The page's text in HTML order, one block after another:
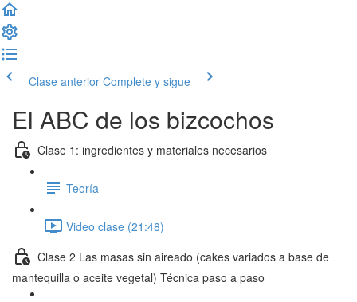
Clase anterior Complete y sigue
El ABC de los bizcochos
Clase 1: ingredientes y materiales necesarios
Teoría
Video clase (21:48)
Clase 2 Las masas sin aireado (cakes variados a base de
mantequilla o aceite vegetal) Técnica paso a paso